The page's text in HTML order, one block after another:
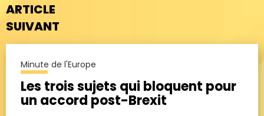
ARTICLE
SUIVANT
Minute de l'Europe
Les trois sujets qui bloquent pour
un accord post-Brexit